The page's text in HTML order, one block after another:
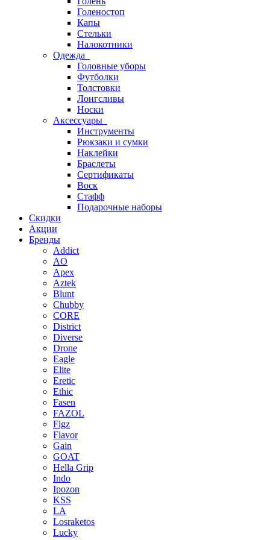
Голеностоп
Капы
Стельки
Налокотники
Одежда
Головные уборы
Футболки
Толстовки
Лонгсливы
Носки
Аксессуары
Инструменты
Рюкзаки и сумки
Наклейки
Браслеты
Сертификаты
Воск
Стафф
Подарочные наборы
Скидки
Акции
Бренды
Addict
AO
Apex
Aztek
Blunt
Chubby
CORE
District
Diverse
Drone
Eagle
Elite
Eretic
Ethic
Fasen
FAZOL
Figz
Flavor
Gain
GOAT
Hella Grip
Indo
Ipozon
KSS
LA
Losraketos
Lucky